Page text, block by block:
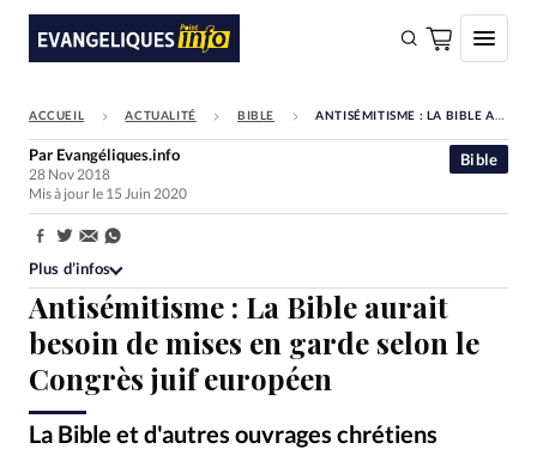
FAIRE UN DON
Faire un don
Société
Monde
Bible
Toute l'actualité
ACCUEIL ACTUALITÉ BIBLE ANTISÉMITISME : LA BIBLE AURAIT BESOIN DE MISES EN GARDE SELON LE CONGRÈS JUIF EUROPÉEN
Antisémitisme : La Bible aurait
besoin de mises en garde selon le
Congrès juif européen
La Bible et d'autres ouvrages chrétiens
Bible
Par Evangéliques.info
28 Nov 2018
Mis à jour le 15 Juin 2020
Partager:
Plus d’infos